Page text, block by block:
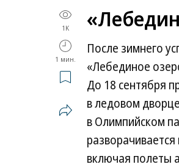
1K
1 мин.
После зимнего
«Лебединое
До 18 сентября
в ледовом
в Олимпийском
включая полеты